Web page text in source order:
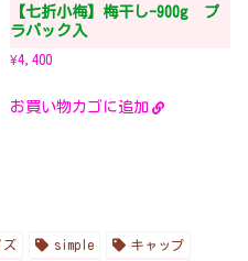
【七折小梅】梅干し-900g プ
ラパック入
¥4,400
お買い物カゴに追加
ズ simple キャップ